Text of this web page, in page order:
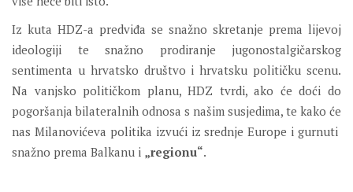
Iz kuta HDZ-a predviđa se snažno skretanje prema lijevoj
ideologiji te snažno prodiranje jugonostalgičarskog
sentimenta u hrvatsko društvo i hrvatsku političku scenu.
Na vanjsko političkom planu, HDZ tvrdi, ako će doći do
pogoršanja bilateralnih odnosa s našim susjedima, te kako će
nas Milanovićeva politika izvući iz srednje Europe i gurnuti
snažno prema Balkanu i „regionu“.